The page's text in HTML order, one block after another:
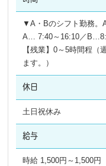
▼A・Bのシフト勤務。
A… 7:40～16:10／
【残業】0～5時間程（
ます。）
休日
土日祝休み
給与
時給 1,500円～1,500円